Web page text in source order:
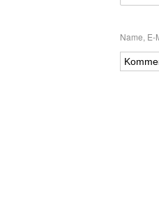
Name,